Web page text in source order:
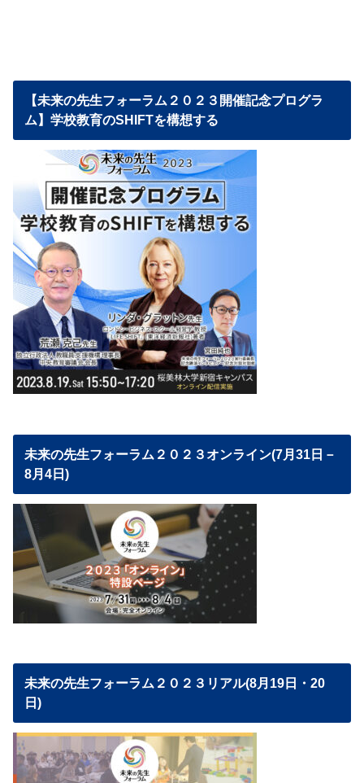
【未来の先生フォーラム２０２３開催記念プログラ
ム】学校教育のSHIFTを構想する
未来の先生フォーラム２０２３オンライン(7月31日－
8月4日)
未来の先生フォーラム２０２３リアル(8月19日・20
日)